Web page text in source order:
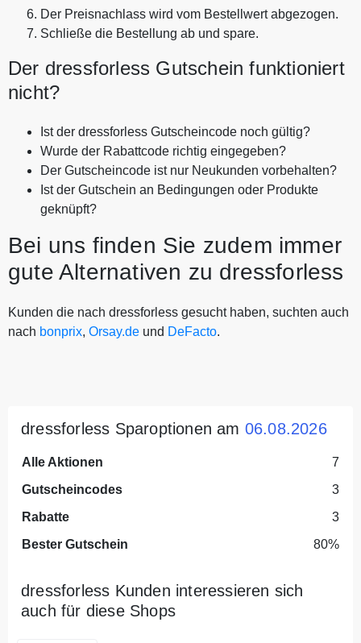
Der Preisnachlass wird vom Bestellwert abgezogen.
Schließe die Bestellung ab und spare.
Der dressforless Gutschein funktioniert
nicht?
Ist der dressforless Gutscheincode noch gültig?
Wurde der Rabattcode richtig eingegeben?
Der Gutscheincode ist nur Neukunden vorbehalten?
Ist der Gutschein an Bedingungen oder Produkte
geknüpft?
Bei uns finden Sie zudem immer
gute Alternativen zu dressforless
Kunden die nach dressforless gesucht haben, suchten auch
nach bonprix, Orsay.de und DeFacto.
dressforless Sparoptionen am 06.08.2026
Alle Aktionen
7
Gutscheincodes
3
Rabatte
3
Bester Gutschein
80%
dressforless Kunden interessieren sich
auch für diese Shops